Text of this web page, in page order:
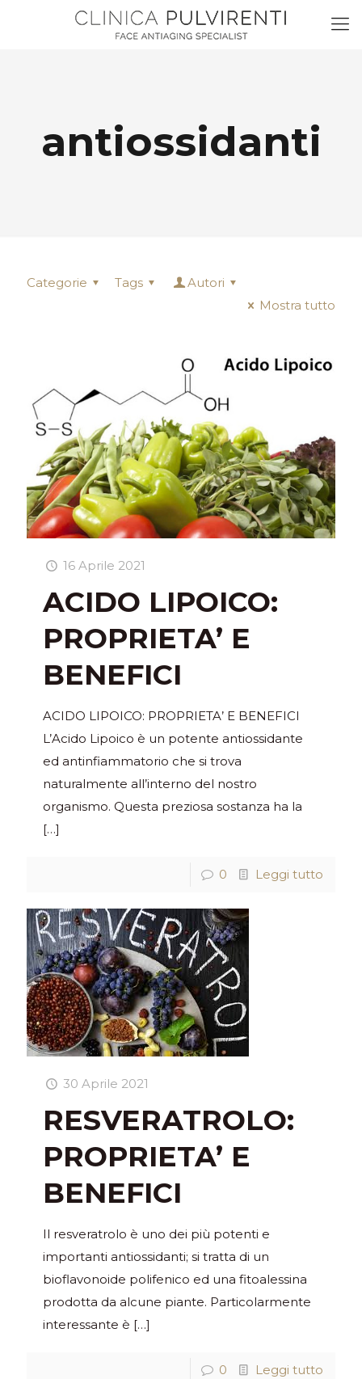
antiossidanti
Categorie Tags
Autori
Mostra tutto
16 Aprile 2021
ACIDO LIPOICO:
PROPRIETA’ E
BENEFICI
ACIDO LIPOICO: PROPRIETA’ E BENEFICI
L’Acido Lipoico è un potente antiossidante
ed antinfiammatorio che si trova
naturalmente all’interno del nostro
organismo. Questa preziosa sostanza ha la
[…]
0 Leggi tutto
30 Aprile 2021
RESVERATROLO:
PROPRIETA’ E
BENEFICI
Il resveratrolo è uno dei più potenti e
importanti antiossidanti; si tratta di un
bioflavonoide polifenico ed una fitoalessina
prodotta da alcune piante. Particolarmente
interessante è […]
0 Leggi tutto